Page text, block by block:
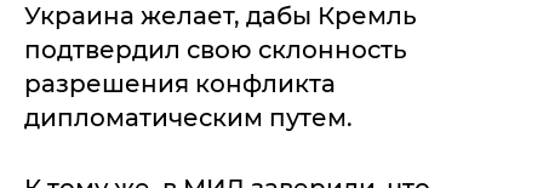
Украина желает, дабы Кремль
подтвердил свою склонность
разрешения конфликта
дипломатическим путем.